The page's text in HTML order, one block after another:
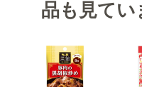
品も見てい